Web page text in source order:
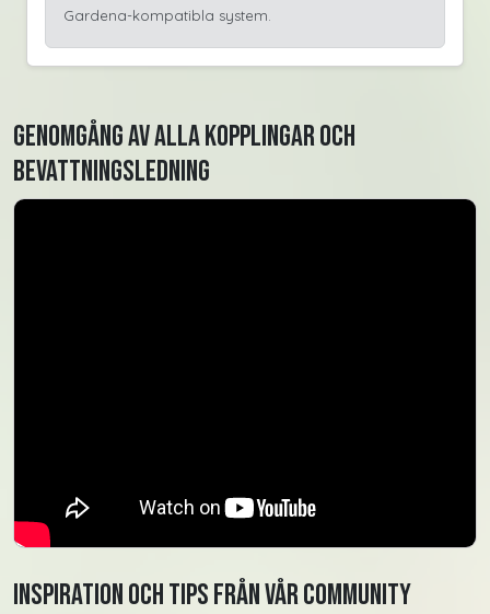
Gardena-kompatibla system.
Genomgång av alla kopplingar och
bevattningsledning
Inspiration och tips från vår community